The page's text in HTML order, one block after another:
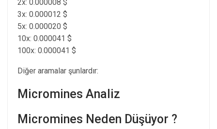
2x: 0.000008 $
3x: 0.000012 $
5x: 0.000020 $
10x: 0.000041 $
100x: 0.000041 $
Diğer aramalar şunlardır:
Micromines Analiz
Micromines Neden Düşüyor ?